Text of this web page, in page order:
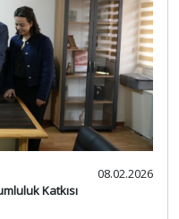
08.02.2026
Katkısı